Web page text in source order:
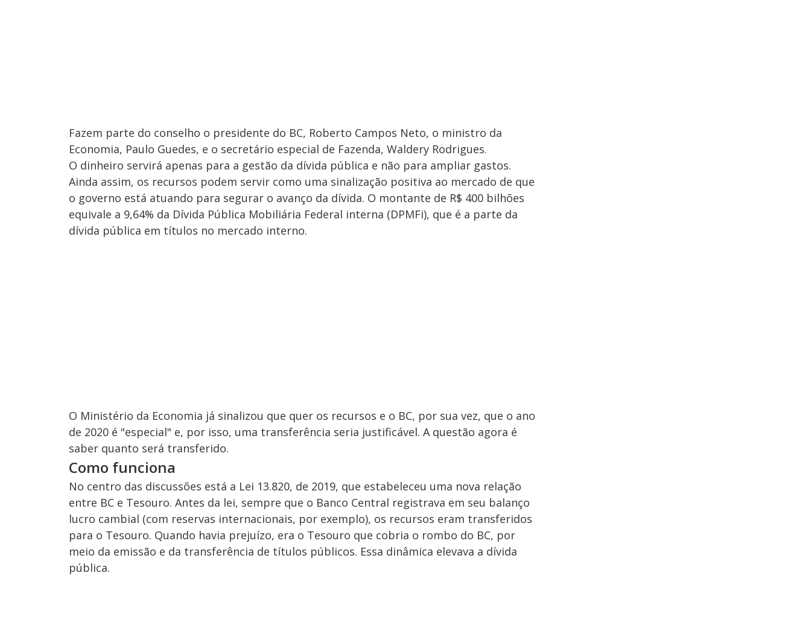
Fazem parte do conselho o presidente do BC, Roberto Campos Neto, o ministro da
Economia, Paulo Guedes, e o secretário especial de Fazenda, Waldery Rodrigues.
O dinheiro servirá apenas para a gestão da dívida pública e não para ampliar gastos.
Ainda assim, os recursos podem servir como uma sinalização positiva ao mercado de que
o governo está atuando para segurar o avanço da dívida. O montante de R$ 400 bilhões
equivale a 9,64% da Dívida Pública Mobiliária Federal interna (DPMFi), que é a parte da
dívida pública em títulos no mercado interno.
O Ministério da Economia já sinalizou que quer os recursos e o BC, por sua vez, que o ano
de 2020 é "especial" e, por isso, uma transferência seria justificável. A questão agora é
saber quanto será transferido.
Como funciona
No centro das discussões está a Lei 13.820, de 2019, que estabeleceu uma nova relação
entre BC e Tesouro. Antes da lei, sempre que o Banco Central registrava em seu balanço
lucro cambial (com reservas internacionais, por exemplo), os recursos eram transferidos
para o Tesouro. Quando havia prejuízo, era o Tesouro que cobria o rombo do BC, por
meio da emissão e da transferência de títulos públicos. Essa dinâmica elevava a dívida
pública.